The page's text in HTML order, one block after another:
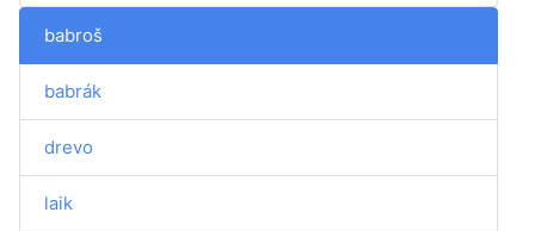
babroš
babrák
drevo
laik